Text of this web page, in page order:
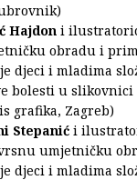
Hajdon i
obradu i
djeci i mladima
bolesti u slikovnici
grafika, Zagreb)
Stepanić i
umjetničku
djeci i mladima